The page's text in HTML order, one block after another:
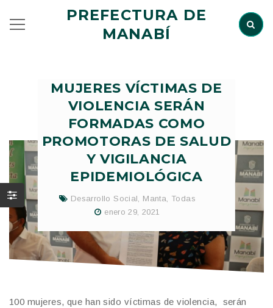
PREFECTURA DE
MANABÍ
MUJERES VÍCTIMAS DE
VIOLENCIA SERÁN
FORMADAS COMO
PROMOTORAS DE SALUD
Y VIGILANCIA
EPIDEMIOLÓGICA
Desarrollo Social Manta
Todas
enero 29, 2021
100 mujeres, que han sido víctimas de violencia, serán